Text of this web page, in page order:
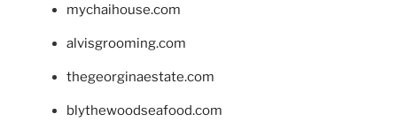
mychaihouse.com
alvisgrooming.com
thegeorginaestate.com
blythewoodseafood.com